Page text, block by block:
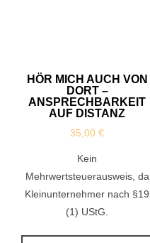
HÖR MICH AUCH VON
DORT –
ANSPRECHBARKEIT
AUF DISTANZ
35,00€
Kein
Mehrwertsteuerausweis, da
Kleinunternehmer nach §19
(1) UStG.